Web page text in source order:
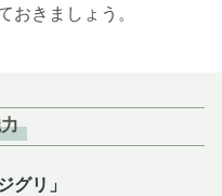
おきましょう。
グリ」